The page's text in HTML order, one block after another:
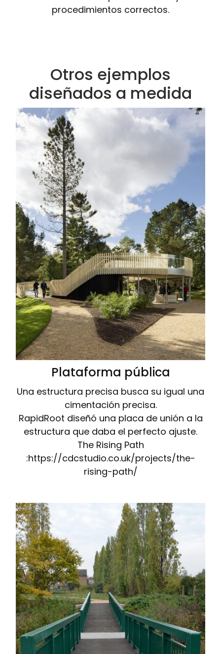
procedimientos correctos.
Otros ejemplos
diseñados a medida
Plataforma pública
Una estructura precisa busca su igual una
cimentación precisa.
RapidRoot diseñó una placa de unión a la
estructura que daba el perfecto ajuste.
The Rising Path
:https://cdcstudio.co.uk/projects/the-
rising-path/